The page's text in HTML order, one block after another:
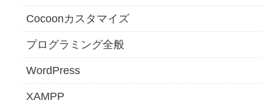
Cocoonカスタマイズ
プログラミング全般
WordPress
XAMPP